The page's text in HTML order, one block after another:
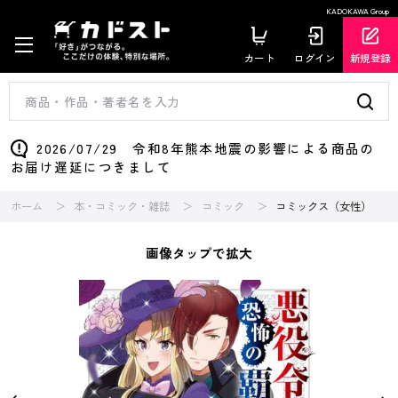
KADOKAWA Group
カート ログイン 新規登録
2026/07/29 令和8年熊本地震の影響による商品の
お届け遅延につきまして
ホーム 本・コミック・雑誌 コミック コミックス（女性）
画像タップで拡大